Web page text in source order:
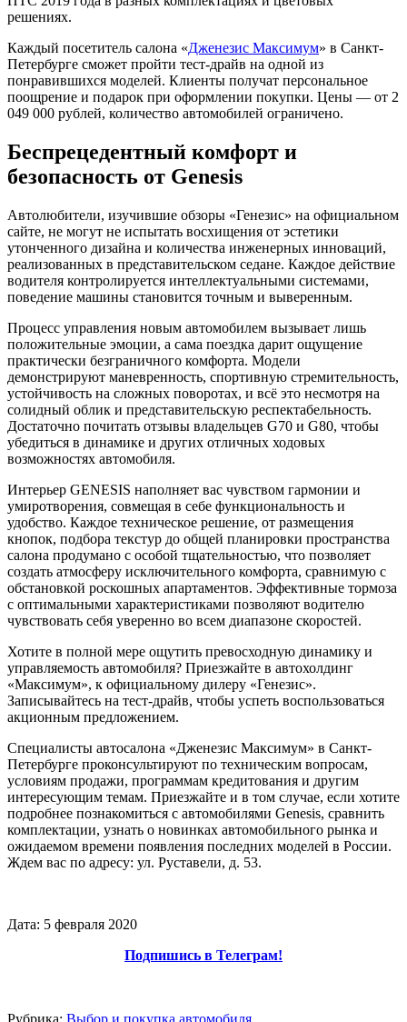
решениях.
Каждый посетитель салона «Дженезис Максимум» в Санкт-
Петербурге сможет пройти тест-драйв на одной из
понравившихся моделей. Клиенты получат персональное
поощрение и подарок при оформлении покупки. Цены — от 2
049 000 рублей, количество автомобилей ограничено.
Беспрецедентный комфорт и
безопасность от Genesis
Автолюбители, изучившие обзоры «Генезис» на официальном
сайте, не могут не испытать восхищения от эстетики
утонченного дизайна и количества инженерных инноваций,
реализованных в представительском седане. Каждое действие
водителя контролируется интеллектуальными системами,
поведение машины становится точным и выверенным.
Процесс управления новым автомобилем вызывает лишь
положительные эмоции, а сама поездка дарит ощущение
практически безграничного комфорта. Модели
демонстрируют маневренность, спортивную стремительность,
устойчивость на сложных поворотах, и всё это несмотря на
солидный облик и представительскую респектабельность.
Достаточно почитать отзывы владельцев G70 и G80, чтобы
убедиться в динамике и других отличных ходовых
возможностях автомобиля.
Интерьер GENESIS наполняет вас чувством гармонии и
умиротворения, совмещая в себе функциональность и
удобство. Каждое техническое решение, от размещения
кнопок, подбора текстур до общей планировки пространства
салона продумано с особой тщательностью, что позволяет
создать атмосферу исключительного комфорта, сравнимую с
обстановкой роскошных апартаментов. Эффективные тормоза
с оптимальными характеристиками позволяют водителю
чувствовать себя уверенно во всем диапазоне скоростей.
Хотите в полной мере ощутить превосходную динамику и
управляемость автомобиля? Приезжайте в автохолдинг
«Максимум», к официальному дилеру «Генезис».
Записывайтесь на тест-драйв, чтобы успеть воспользоваться
акционным предложением.
Специалисты автосалона «Дженезис Максимум» в Санкт-
Петербурге проконсультируют по техническим вопросам,
условиям продажи, программам кредитования и другим
интересующим темам. Приезжайте и в том случае, если хотите
подробнее познакомиться с автомобилями Genesis, сравнить
комплектации, узнать о новинках автомобильного рынка и
ожидаемом времени появления последних моделей в России.
Ждем вас по адресу: ул. Руставели, д. 53.
Дата: 5 февраля 2020
Подпишись в Телеграм!
Рубрика: Выбор и покупка автомобиля